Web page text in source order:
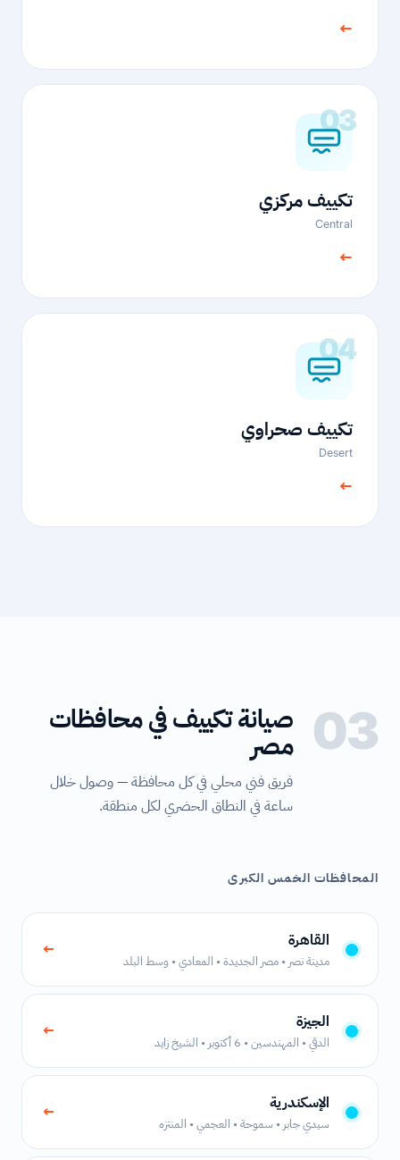
←
03
تكييف مركزي
Central
←
04
تكييف صحراوي
Desert
←
03 صيانة تكييف في محافظات
مصر
فريق فني محلي في كل محافظة — وصول خلال
ساعة في النطاق الحضري لكل منطقة.
المحافظات الخمس الكبرى
القاهرة
مدينة نصر • مصر الجديدة • المعادي • وسط البلد
←
الجيزة
الدقي • المهندسين • 6 أكتوبر • الشيخ زايد
←
الإسكندرية
سيدي جابر • سموحة • العجمي • المنتزه
←